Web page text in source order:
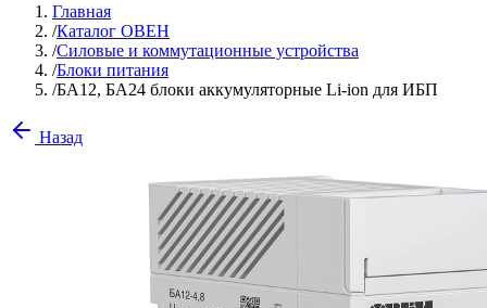
Главная
/Каталог ОВЕН
/Силовые и коммутационные устройства
/Блоки питания
/БА12, БА24 блоки аккумуляторные Li-ion для ИБП
Назад